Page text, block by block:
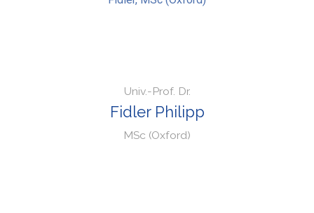
Univ.-Prof. Dr.
Fidler Philipp
MSc (Oxford)